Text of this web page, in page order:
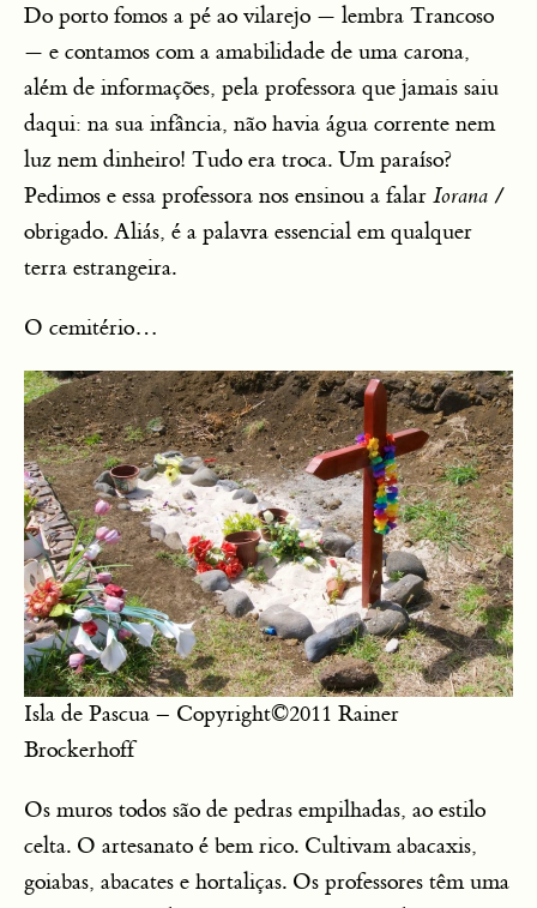
Do porto fomos a pé ao vilarejo — lembra Trancoso
— e contamos com a amabilidade de uma carona,
além de informações, pela professora que jamais saiu
daqui: na sua infância, não havia água corrente nem
luz nem dinheiro! Tudo era troca. Um paraíso?
Pedimos e essa professora nos ensinou a falar Iorana /
obrigado. Aliás, é a palavra essencial em qualquer
terra estrangeira.
O cemitério…
Isla de Pascua – Copyright©2011 Rainer
Brockerhoff
Os muros todos são de pedras empilhadas, ao estilo
celta. O artesanato é bem rico. Cultivam abacaxis,
goiabas, abacates e hortaliças. Os professores têm uma